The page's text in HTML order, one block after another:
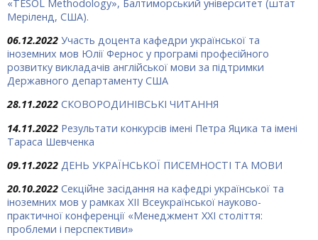
«TESOL Methodology», Балтиморський університет (штат
Меріленд, США).
06.12.2022 Участь доцента кафедри української та
іноземних мов Юлії Фернос у програмі професійного
розвитку викладачів англійської мови за підтримки
Державного департаменту США
28.11.2022 СКОВОРОДИНІВСЬКІ ЧИТАННЯ
14.11.2022 Результати конкурсів імені Петра Яцика та імені
Тараса Шевченка
09.11.2022 ДЕНЬ УКРАЇНСЬКОЇ ПИСЕМНОСТІ ТА МОВИ
20.10.2022 Секційне засідання на кафедрі української та
іноземних мов у рамках XII Всеукраїнської науково-
практичної конференції «Менеджмент ХХІ століття:
проблеми і перспективи»